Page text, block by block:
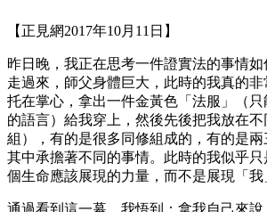
【正見網2017年10月11日】
昨日晚，我正在思考一件證實法的事情
走過來，師父身體巨大，此時的我真的
托在掌心，拿出一件金黃色「法服」（只
的語言）給我穿上，然後先後把我放在不
組），有的是很多同修組成的，有的是
其中承擔著不同的事情。此時的我似乎
個生命應該展現的力量，而不是展現「我
通過看到這一幕，我悟到：拿我自己來